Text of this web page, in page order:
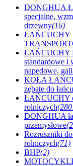
DONGHUA
specjalne,
drzewny(16)
ŁAŃCUCHY
ŁAŃCUCHY
standardowe i
napędowe,
KOŁA
zębate do
ŁAŃCUCHY
rolniczych
DONGHUA
przemysłowe
Rozruszniki
rolniczych(71)
BHP(2)